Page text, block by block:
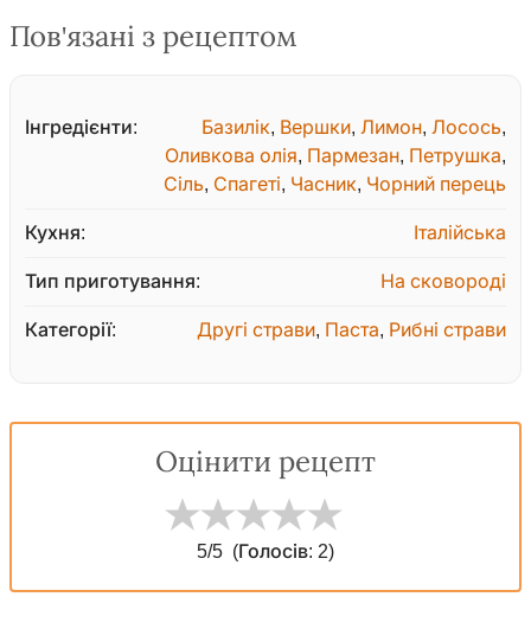
Пов'язані з рецептом
Інгредієнти: Базилік, Вершки, Лимон, Лосось,
Оливкова олія, Пармезан, Петрушка,
Сіль, Спагеті, Часник, Чорний перець
Кухня: Італійська
Тип приготування: На сковороді
Категорії: Другі страви, Паста, Рибні страви
Оцінити рецепт
5/5 (Голосів: 2)